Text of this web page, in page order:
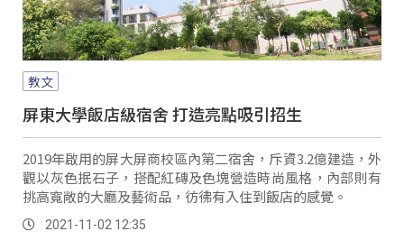
教文
屏東大學飯店級宿舍 打造亮點吸引招生
2019年啟用的屏大屏商校區內第二宿舍，斥資3.2億建造，外
觀以灰色抿石子，搭配紅磚及色塊營造時尚風格，內部則有
挑高寬敞的大廳及藝術品，彷彿有入住到飯店的感覺。
2021-11-02 12:35